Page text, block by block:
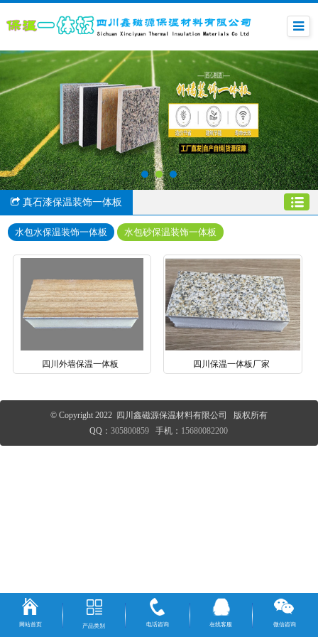
真石漆保温装饰一体板
水包水保温装饰一体板 水包砂保温装饰一体板
四川外墙保温一体板 四川保温一体板厂家
© Copyright 2022 四川鑫磁源保温材料有限公司 版权所有
QQ：305800859 手机： 15680082200
网站首页 产品类别 电话咨询 在线客服 微信咨询